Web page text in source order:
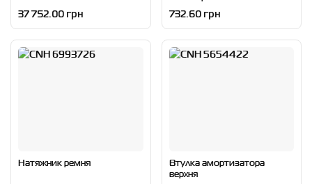
37 752.00 грн 732.60 грн
Натяжник ремня
Втулка амортизатора
верхня